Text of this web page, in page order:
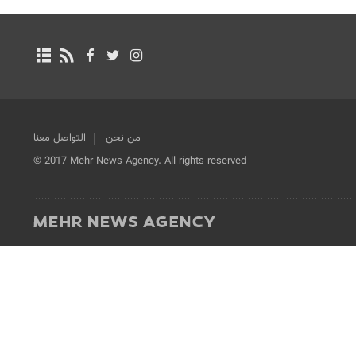
من نحن
التواصل معنا
© 2017 Mehr News Agency. All rights reserved